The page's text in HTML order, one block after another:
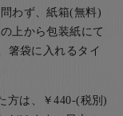
わず、紙箱(無料)
上から包装紙にて
箸袋に入れるタイ
方は、￥440-(税別)